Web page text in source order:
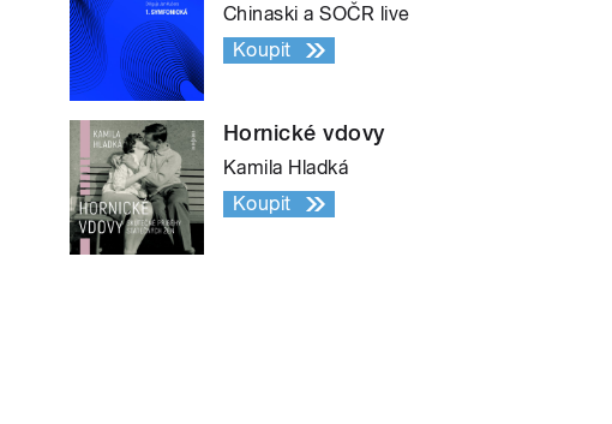
Chinaski a SOČR live
Koupit
Hornické vdovy
Kamila Hladká
Koupit